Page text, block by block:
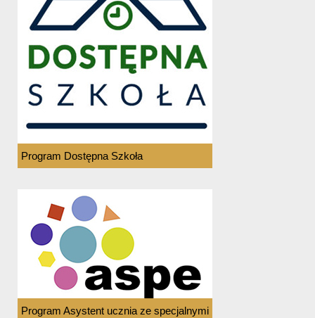
Program Dostępna Szkoła
Program Asystent ucznia ze specjalnymi